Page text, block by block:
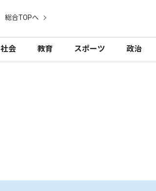
総合TOPへ
社会 教育 スポーツ 政治